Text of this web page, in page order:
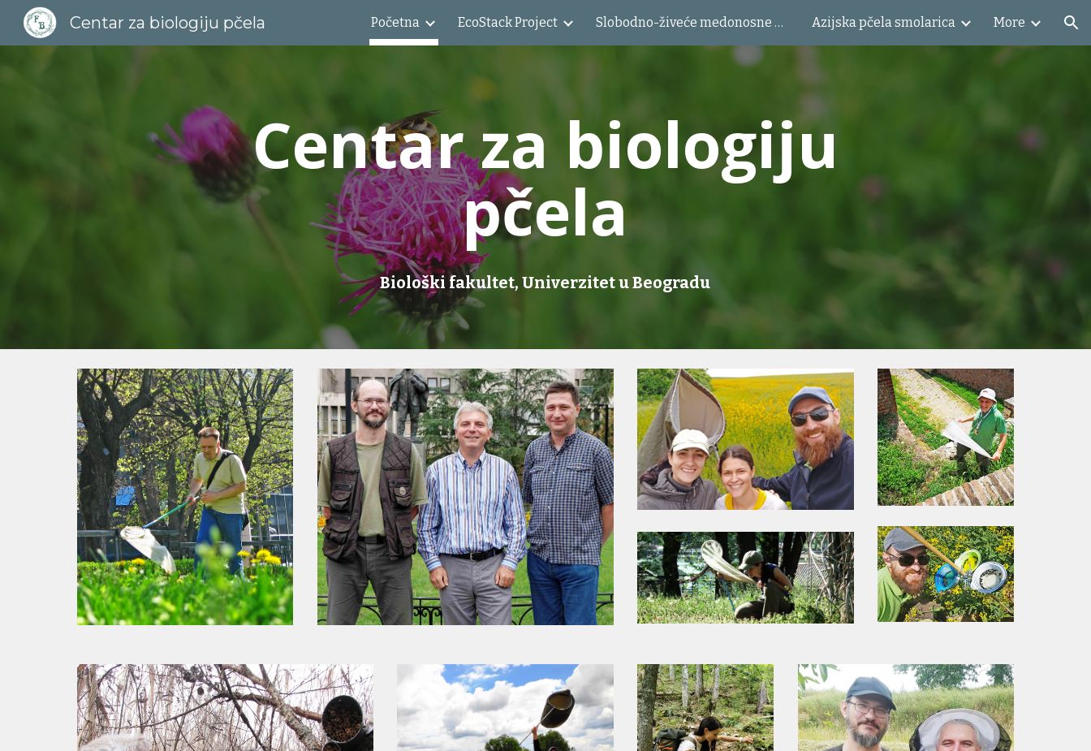
Skip to main content Skip to navigation
Centar za biologiju pčela Početna EcoStack Project Slobodno-živeće medonosne pčele u Beogradu Azijska pčela smolarica More
Centar za biologiju
pčela
Biološki fakultet, Univerzitet u Beogradu